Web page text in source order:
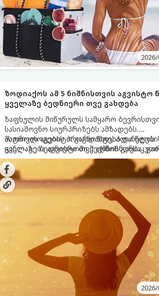
ზოდიაქოს ამ 5 ნიშნისთვის აგვისტო
ყველაზე ბედნიერი თვე გახდება
ზაფხულის მიწურულს სამყარო
სასიამოვნო სიურპრიზებს ამზადებს.
ასტროლოგების პროგნოზით,
განლაგება აგვისტოში შექმნის
ენერგეტიკულ ნაკადებს, რომლებიც
ნიშანს საოცარ იღბალს, ჰარმონიასა და
წარმატებას მოუტანს.
მათთვის აგვისტო გარდამტეხი და წლის
ყველაზე ბედნიერი თვე აღმოჩნდება.
მოხვდით თუ არა ამ იღბლიანთა შორის: